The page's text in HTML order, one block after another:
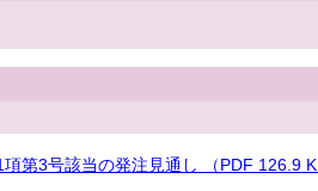
第3号該当の発注見通し （PDF 126.9